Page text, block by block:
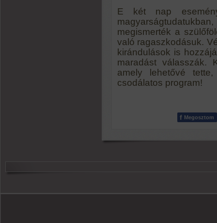
E két nap
megismerték a
való ragaszkodásuk.
kirándulások is
maradást válasszák.
amely lehetővé
csodálatos program!
f Megosztom